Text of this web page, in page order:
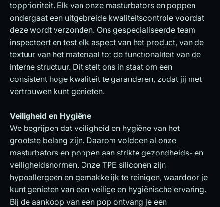
topprioriteit. Elk van onze masturbators en poppen
ondergaat een uitgebreide kwaliteitscontrole voordat
deze wordt verzonden. Ons gespecialiseerde team
inspecteert en test elk aspect van het product, van de
textuur van het materiaal tot de functionaliteit van de
interne structuur. Dit stelt ons in staat om een
consistent hoge kwaliteit te garanderen, zodat jij met
vertrouwen kunt genieten.
Veiligheid en Hygiëne
We begrijpen dat veiligheid en hygiëne van het
grootste belang zijn. Daarom voldoen al onze
masturbators en poppen aan strikte gezondheids- en
veiligheidsnormen. Onze TPE siliconen zijn
hypoallergeen en gemakkelijk te reinigen, waardoor je
kunt genieten van een veilige en hygiënische ervaring.
Bij de aankoop van een pop ontvang je een